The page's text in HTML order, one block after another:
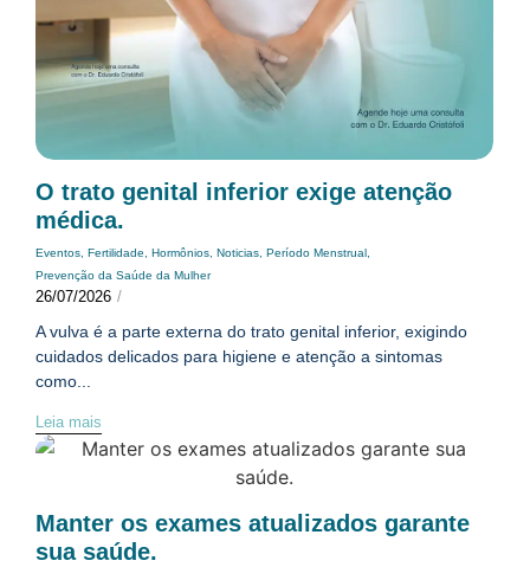
O trato genital inferior exige atenção
médica.
Eventos, Fertilidade, Hormônios, Noticias, Período Menstrual,
Prevenção da Saúde da Mulher
26/07/2026 /
A vulva é a parte externa do trato genital inferior, exigindo
cuidados delicados para higiene e atenção a sintomas
como...
Leia mais
Manter os exames atualizados garante
sua saúde.